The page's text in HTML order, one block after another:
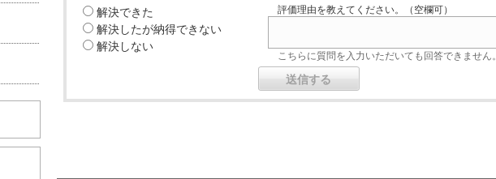
解決できた
解決したが納得できない
解決しない
評価理由を教えてください。（空欄可）
こちらに質問を入力いただいても回答できません。